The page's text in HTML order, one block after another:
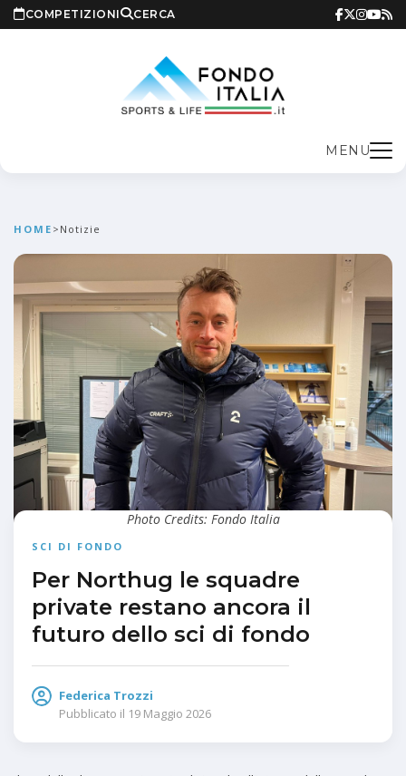
COMPETIZIONI CERCA
MENU
HOME > Notizie
SCI DI FONDO
Per Northug le squadre
private restano ancora il
futuro dello sci di fondo
Federica Trozzi
Pubblicato il 19 Maggio 2026
Photo Credits: Fondo Italia